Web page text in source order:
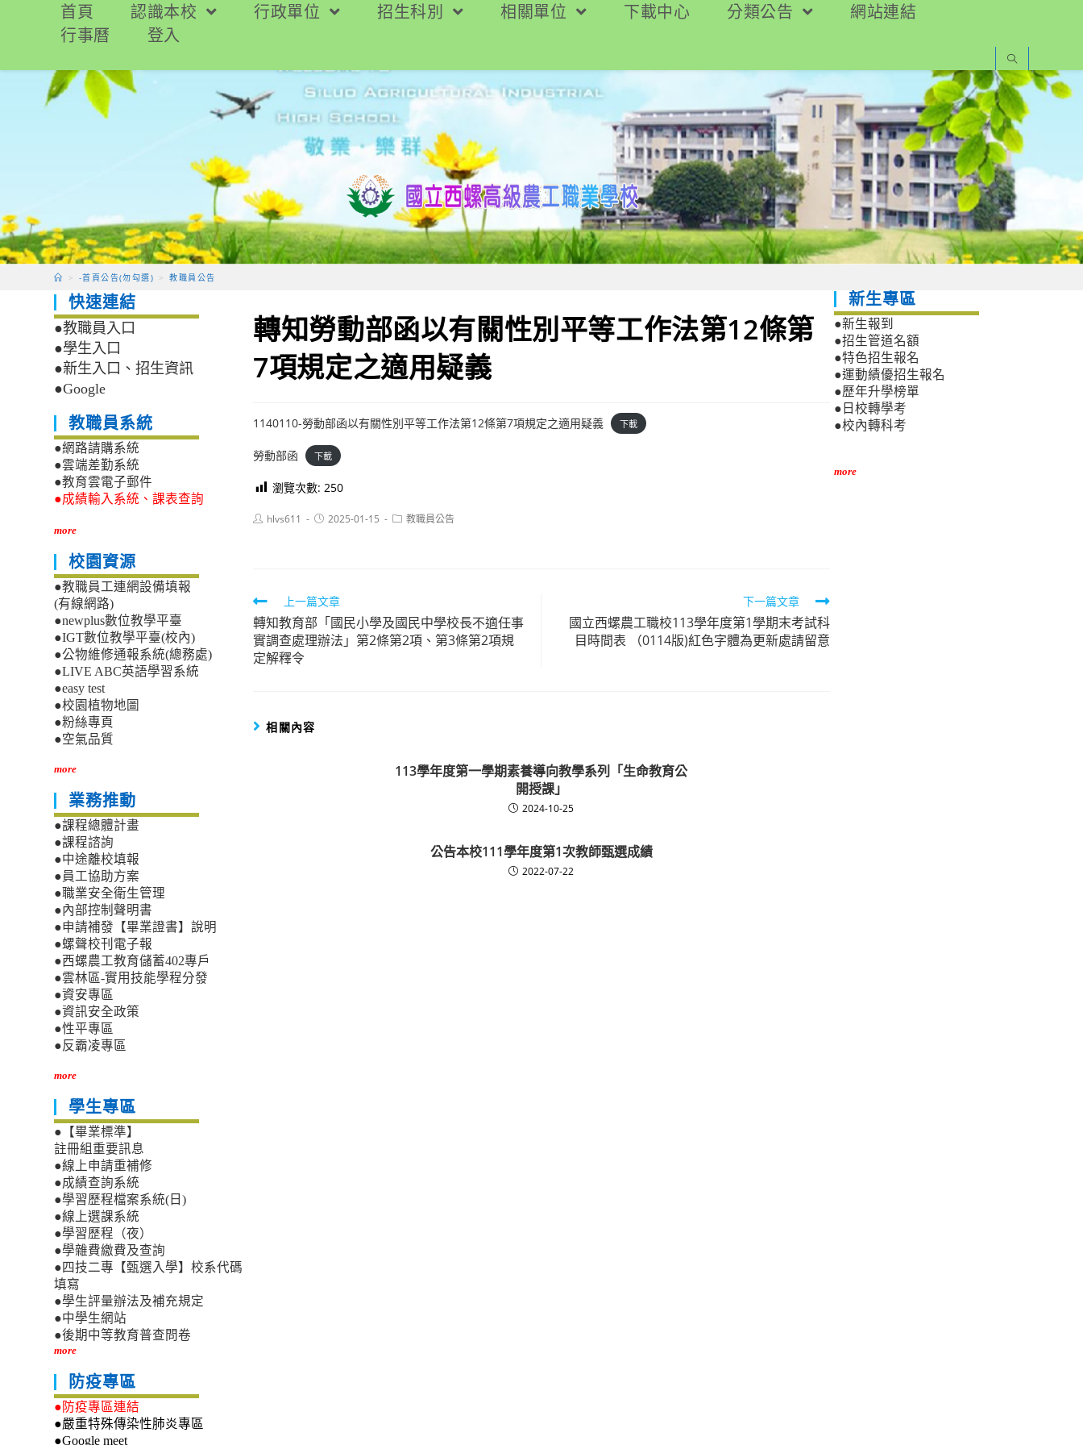
要
首頁 認識本校 行政單位 招生科別 相關單位 下載中心 分類公告
網站連結
行事曆
登入
> -首頁公告(勿勾選) > 教職員公告
轉知勞動部函以有關性別平等工作法第12條第
7項規定之適用疑義
1140110-勞動部函以有關性別平等工作法第12條第7項規定之適用疑義 下載
勞動部函 下載
瀏覽次數: 250
Posthlvs611
Post2025-01-15
Post教職員公告
Read
more
articles
上一篇文章
轉知教育部「國民小學及國民中學校長不適任事
實調查處理辦法」第2條第2項、第3條第2項規
定解釋令
下一篇文章
國立西螺農工職校113學年度第1學期末考試科
目時間表 （0114版)紅色字體為更新處請留意
相關內容
113學年度第一學期素養導向教學系列「生命教育公
開授課」
2024-10-25
公告本校111學年度第1次教師甄選成績
2022-07-22
快速連結
●教職員入口
●學生入口
●新生入口、招生資訊
●Google
教職員系統
●網路請購系統
●雲端差勤系統
●教育雲電子郵件
●成績輸入系統、課表查詢
more
校園資源
●教職員工連網設備填報
(有線網路)
●newplus數位教學平臺
●IGT數位教學平臺(校內)
●公物維修通報系統(總務處)
●LIVE ABC英語學習系統
●easy test
●校園植物地圖
●粉絲專頁
●空氣品質
more
業務推動
●課程總體計畫
●課程諮詢
●中途離校填報
●員工協助方案
●職業安全衛生管理
●內部控制聲明書
●申請補發【畢業證書】說明
●螺聲校刊電子報
●西螺農工教育儲蓄402專戶
●雲林區-實用技能學程分發
●資安專區
●資訊安全政策
●性平專區
●反霸凌專區
more
學生專區
●【畢業標準】
註冊組重要訊息
●線上申請重補修
●成績查詢系統
●學習歷程檔案系統(日)
●線上選課系統
●學習歷程（夜）
●學雜費繳費及查詢
●四技二專【甄選入學】校系代碼
填寫
●學生評量辦法及補充規定
●中學生網站
●後期中等教育普查問卷
more
防疫專區
●防疫專區連結
●嚴重特殊傳染性肺炎專區
●Google meet
新生專區
●新生報到
●招生管道名額
●特色招生報名
●運動績優招生報名
●歷年升學榜單
●日校轉學考
●校內轉科考
more